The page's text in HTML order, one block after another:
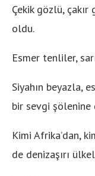
Çekik gözlü,
oldu.
Esmer tenliler,
Siyahın beyazla,
bir sevgi şölenine
Kimi Afrika’dan,
de denizaşırı